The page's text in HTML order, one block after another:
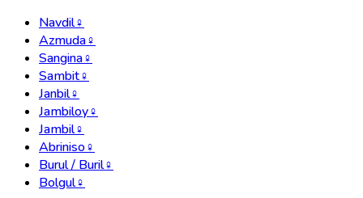
Navdil♀
Azmuda♀
Sangina♀
Sambit♀
Janbil♀
Jambiloy♀
Jambil♀
Abriniso♀
Burul / Buril♀
Bolgul♀